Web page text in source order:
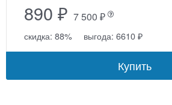
890 ₽ 7 500 ₽
скидка: 88% выгода: 6610 ₽
Купить